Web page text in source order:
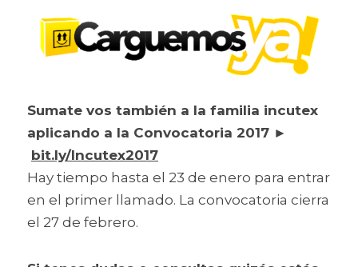
Sumate vos también a la familia incutex
aplicando a la Convocatoria 2017 ►
bit.ly/Incutex2017
Hay tiempo hasta el 23 de enero para entrar
en el primer llamado. La convocatoria cierra
el 27 de febrero.